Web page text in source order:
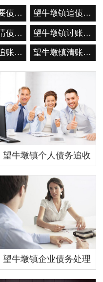
望牛墩镇要债公司 望牛墩镇追债公司
望牛墩镇清债公司 望牛墩镇讨账公司
望牛墩镇追账公司 望牛墩镇清账公司
望牛墩镇个人债务追收
望牛墩镇企业债务处理